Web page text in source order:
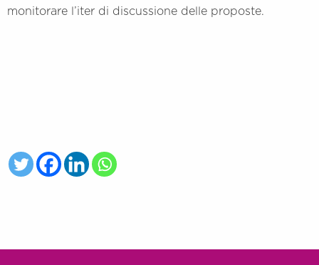
monitorare l’iter di discussione delle proposte.